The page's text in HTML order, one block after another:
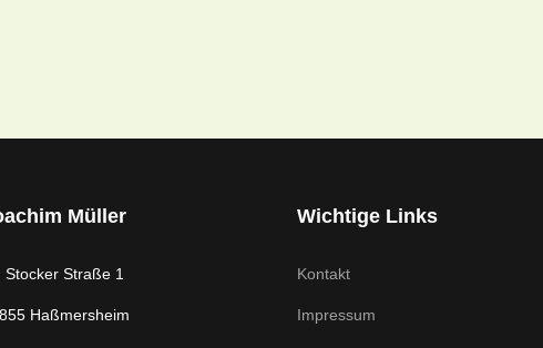
Müller
Stocker Straße 1
Haßmersheim
Wichtige Links
Kontakt
Impressum